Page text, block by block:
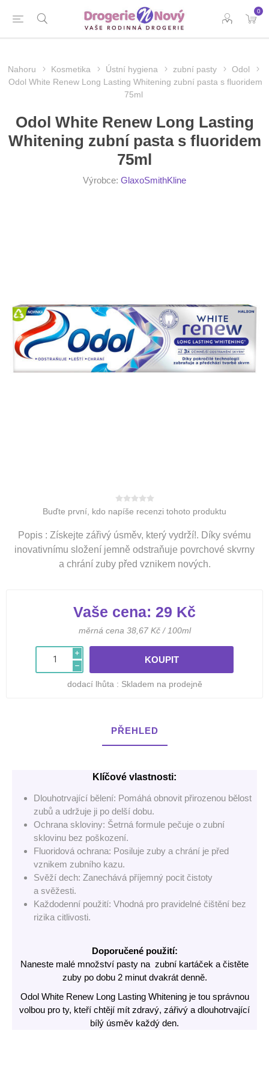
0
Nahoru Kosmetika Ústní hygiena zubní pasty
Odol
Odol White Renew Long Lasting Whitening zubní pasta s fluoridem
75ml
Odol White Renew Long Lasting
Whitening zubní pasta s fluoridem
75ml
Výrobce: GlaxoSmithKline
Buďte první, kdo napíše recenzi tohoto produktu
Popis : Získejte zářivý úsměv, který vydrží!. Díky svému
inovativnímu složení jemně odstraňuje povrchové skvrny
a chrání zuby před vznikem nových.
Vaše cena: 29 Kč
měrná cena 38,67 Kč / 100ml
i
h
dodací lhůta : Skladem na prodejně
PŘEHLED
Klíčové vlastnosti:
Dlouhotrvající bělení: Pomáhá obnovit přirozenou bělost
zubů a udržuje ji po delší dobu.
Ochrana skloviny: Šetrná formule pečuje o zubní
sklovinu bez poškození.
Fluoridová ochrana: Posiluje zuby a chrání je před
vznikem zubního kazu.
Svěží dech: Zanechává příjemný pocit čistoty
a svěžesti.
Každodenní použití: Vhodná pro pravidelné čištění bez
rizika citlivosti.
Doporučené použití:
Naneste malé množství pasty na zubní kartáček a čistěte
zuby po dobu 2 minut dvakrát denně.
Odol White Renew Long Lasting Whitening je tou správnou
volbou pro ty, kteří chtějí mít zdravý, zářivý a dlouhotrvající
bílý úsměv každý den.